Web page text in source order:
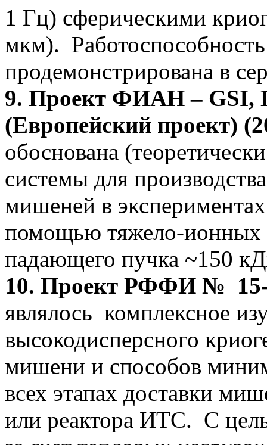
1 Гц) сферическими
мкм).
продемонстрирована в
9. Проект ФИАН – GSI,
(Европейский проект)
обоснована
системы для
мишеней в
помощью тяжело-ионных
падающего пучка ~150
10. Проект РФФИ № 15-
являлось комплексное
высокодисперсного
мишени и способов
всех этапах доставки
или реактора ИТС. С